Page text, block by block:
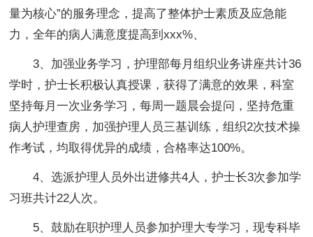
量为核心”的服务理念，提高了整体护士素质及应急能
力，全年的病人满意度提高到xxx%、
3、加强业务学习，护理部每月组织业务讲座共计36
学时，护士长积极认真授课，获得了满意的效果，科室
坚持每月一次业务学习，每周一题晨会提问，坚持危重
病人护理查房，加强护理人员三基训练，组织2次技术操
作考试，均取得优异的成绩，合格率达100%。
4、选派护理人员外出进修共4人，护士长3次参加学
习班共计22人次。
5、鼓励在职护理人员参加护理大专学习，现专科毕